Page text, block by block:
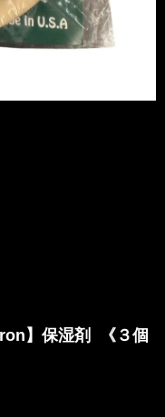
】保湿剤
《３個